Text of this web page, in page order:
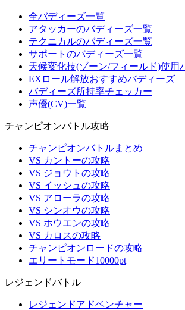
全バディーズ一覧
アタッカーのバディーズ一覧
テクニカルのバディーズ一覧
サポートのバディーズ一覧
天候変化技(ゾーン/フィールド)使用
EXロール解放おすすめバディーズ
バディーズ所持率チェッカー
声優(CV)一覧
チャンピオンバトル攻略
チャンピオンバトルまとめ
VS カントーの攻略
VS ジョウトの攻略
VS イッシュの攻略
VS アローラの攻略
VS シンオウの攻略
VS ホウエンの攻略
VS カロスの攻略
チャンピオンロードの攻略
エリートモード10000pt
レジェンドバトル
レジェンドアドベンチャー